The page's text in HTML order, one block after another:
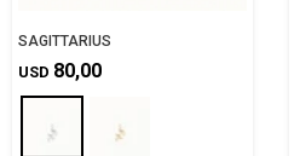
SAGITTARIUS
USD 80,00